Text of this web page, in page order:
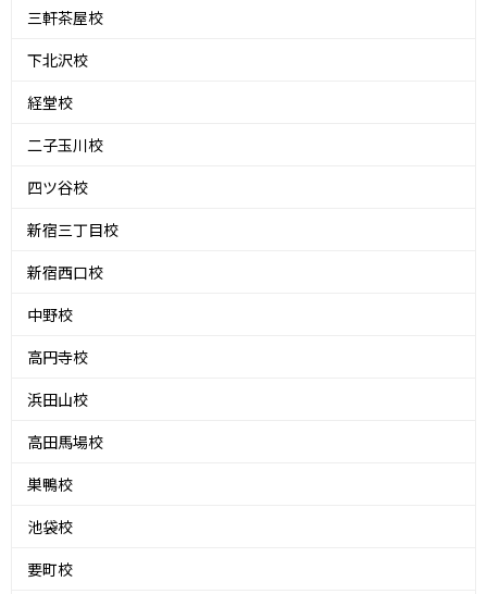
三軒茶屋校
下北沢校
経堂校
二子玉川校
四ツ谷校
新宿三丁目校
新宿西口校
中野校
高円寺校
浜田山校
高田馬場校
巣鴨校
池袋校
要町校